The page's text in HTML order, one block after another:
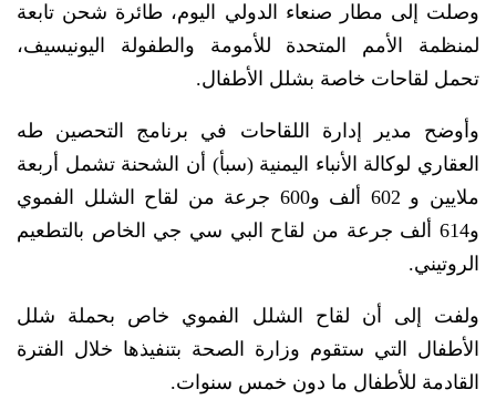
وصلت إلى مطار صنعاء الدولي اليوم، طائرة شحن تابعة
لمنظمة الأمم المتحدة للأمومة والطفولة اليونيسيف،
تحمل لقاحات خاصة بشلل الأطفال.
وأوضح مدير إدارة اللقاحات في برنامج التحصين طه
العقاري لوكالة الأنباء اليمنية (سبأ) أن الشحنة تشمل أربعة
ملايين و 602 ألف و600 جرعة من لقاح الشلل الفموي
و614 ألف جرعة من لقاح البي سي جي الخاص بالتطعيم
الروتيني.
ولفت إلى أن لقاح الشلل الفموي خاص بحملة شلل
الأطفال التي ستقوم وزارة الصحة بتنفيذها خلال الفترة
القادمة للأطفال ما دون خمس سنوات.